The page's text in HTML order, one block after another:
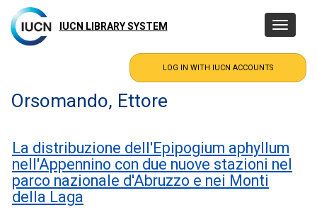
main
content
IUCN LIBRARY SYSTEM
Toggle
Orsomando, Ettore
La distribuzione dell'Epipogium aphyllum
nell'Appennino con due nuove stazioni nel
parco nazionale d'Abruzzo e nei Monti
della Laga